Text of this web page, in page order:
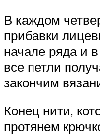
В каждом
прибавки
начале ряда и
все петли
закончим
Конец нити,
протянем